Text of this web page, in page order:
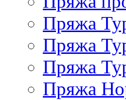
Пряжа
Пряжа
Пряжа
Пряжа